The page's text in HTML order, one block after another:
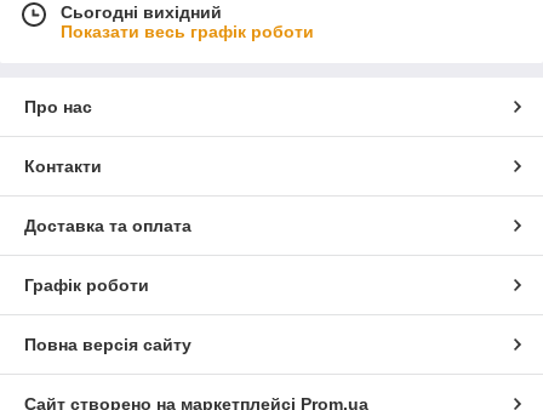
Сьогодні вихідний
Показати весь графік роботи
Про нас
Контакти
Доставка та оплата
Графік роботи
Повна версія сайту
Сайт створено на маркетплейсі Prom.ua